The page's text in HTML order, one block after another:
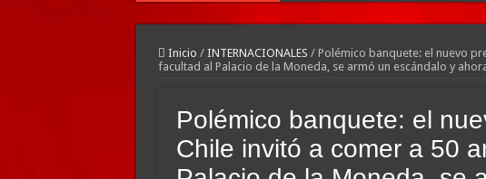
Inicio / INTERNACIONALES / Polémico banquete: el nuevo
facultad al Palacio de la Moneda, se armó un escándalo y
Polémico banquete: el
Chile invitó a comer a 50